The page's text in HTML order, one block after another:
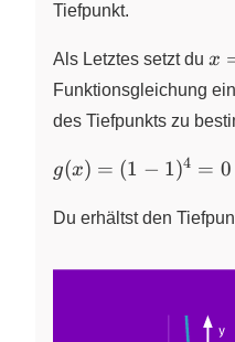
Tiefpunkt.
Als Letztes setzt du x
=
x
Funktionsgleichung
des Tiefpunkts zu
g(x) =
1)^{4}
g(x) = (1 − 1)4 = 0
Du erhältst den